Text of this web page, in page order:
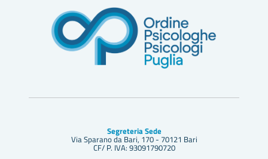
Segreteria Sede
Via Sparano da Bari, 170 - 70121 Bari
CF/ P. IVA: 93091790720